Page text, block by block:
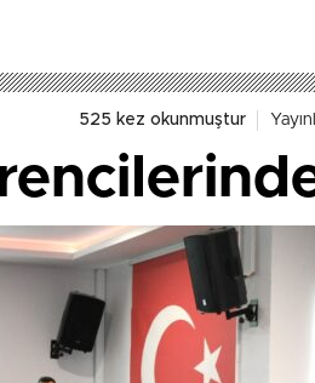
525 kez okunmuştur